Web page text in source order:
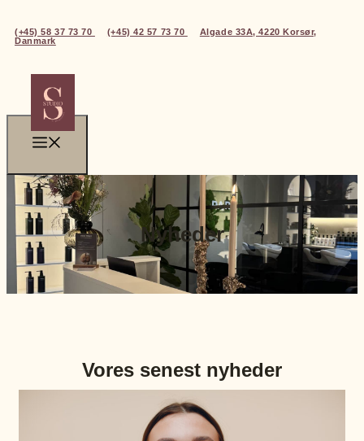
(+45) 58 37 73 70 (+45) 42 57 73 70
Algade 33A, 4220 Korsør,
Danmark
Nyheder
Vores senest nyheder